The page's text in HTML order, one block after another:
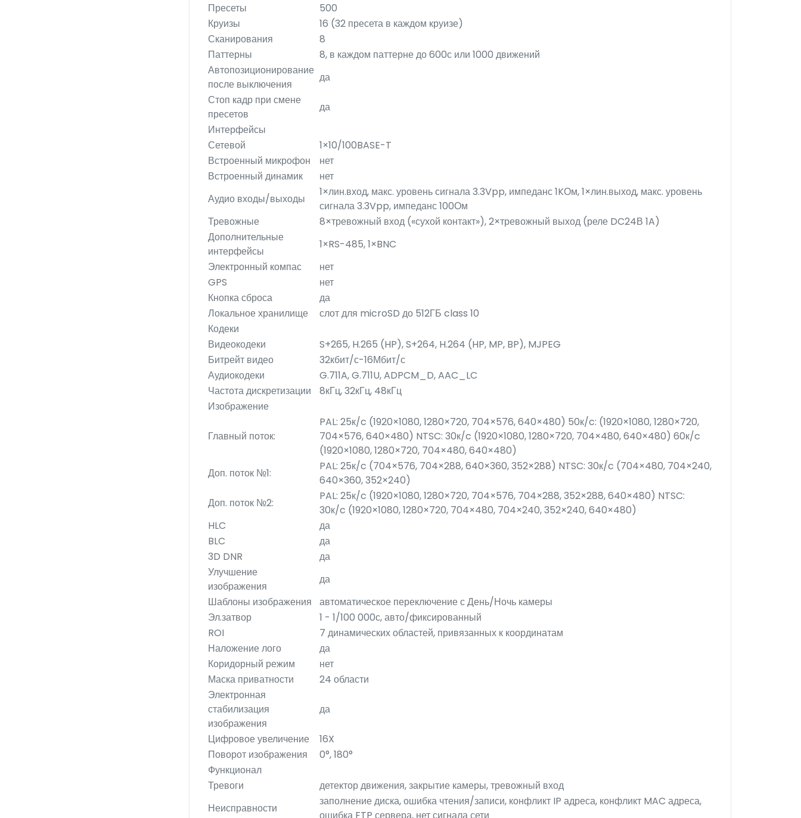
Пресеты
500
Круизы
16 (32 пресета в каждом круизе)
Сканирования
8
Паттерны
8, в каждом паттерне до 600с или 1000 движений
Автопозиционирование
после выключения
да
Стоп кадр при смене
пресетов
да
Интерфейсы
Сетевой
1×10/100BASE-T
Встроенный микрофон
нет
Встроенный динамик
нет
Аудио входы/выходы
1×лин.вход, макс. уровень сигнала 3.3Vpp, импеданс 1KОм, 1×лин.выход, макс. уровень
сигнала 3.3Vpp, импеданс 100Ом
Тревожные
8×тревожный вход («сухой контакт»), 2×тревожный выход (реле DC24В 1A)
Дополнительные
интерфейсы
1×RS-485, 1×BNC
Электронный компас
нет
GPS
нет
Кнопка сброса
да
Локальное хранилище
слот для microSD до 512ГБ class 10
Кодеки
Видеокодеки
S+265, H.265 (HP), S+264, H.264 (HP, MP, BP), MJPEG
Битрейт видео
32кбит/с-16Мбит/с
Аудиокодеки
G.711A, G.711U, ADPCM_D, AAC_LC
Частота дискретизации
8кГц, 32кГц, 48кГц
Изображение
Главный поток:
PAL: 25к/c (1920×1080, 1280×720, 704×576, 640×480) 50к/c: (1920×1080, 1280×720,
704×576, 640×480) NTSC: 30к/c (1920×1080, 1280×720, 704×480, 640×480) 60к/c
(1920×1080, 1280×720, 704×480, 640×480)
Доп. поток №1:
PAL: 25к/c (704×576, 704×288, 640×360, 352×288) NTSC: 30к/c (704×480, 704×240,
640×360, 352×240)
Доп. поток №2:
PAL: 25к/c (1920×1080, 1280×720, 704×576, 704×288, 352×288, 640×480) NTSC:
30к/c (1920×1080, 1280×720, 704×480, 704×240, 352×240, 640×480)
HLC
да
BLC
да
3D DNR
да
Улучшение
изображения
да
Шаблоны изображения
автоматическое переключение с День/Ночь камеры
Эл.затвор
1 - 1/100 000с, авто/фиксированный
ROI
7 динамических областей, привязанных к координатам
Наложение лого
да
Коридорный режим
нет
Маска приватности
24 области
Электронная
стабилизация
изображения
да
Цифровое увеличение
16X
Поворот изображения
0°, 180°
Функционал
Тревоги
детектор движения, закрытие камеры, тревожный вход
Неисправности
заполнение диска, ошибка чтения/записи, конфликт IP адреса, конфликт MAC адреса,